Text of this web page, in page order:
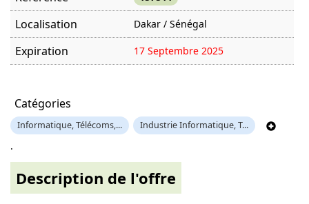
Localisation Dakar / Sénégal
Expiration 17 Septembre 2025
Catégories
Informatique, Télécoms,... Industrie Informatique, T...
.
Description de l'offre